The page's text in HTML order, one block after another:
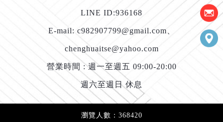
LINE ID:936168
E-mail: c982907799@gmail.com、
chenghuaitse@yahoo.com
營業時間 : 週一至週五 09:00-20:00
週六至週日 休息
瀏覽人數：368420